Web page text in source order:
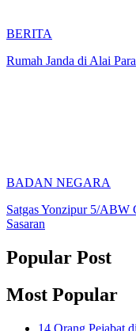
BERITA
Rumah Janda di Alai
BADAN NEGARA
Satgas Yonzipur 5/ABW
Sasaran
Popular Post
Most Popular
14 Orang Pejabat